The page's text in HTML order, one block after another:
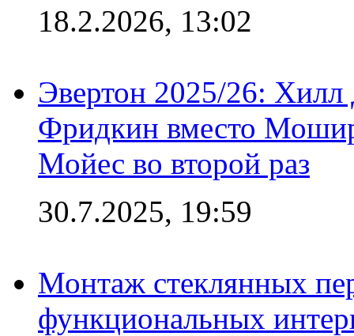
18.2.2026, 13:02
Эвертон 2025/26:
Фридкин вместо
Мойес во второй раз
30.7.2025, 19:59
Монтаж стеклянных
функциональных